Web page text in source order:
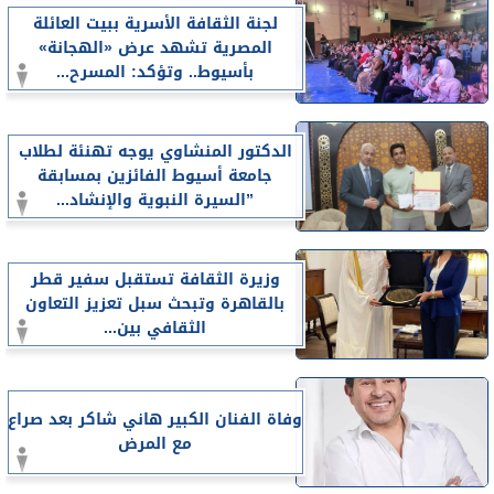
لجنة الثقافة الأسرية ببيت العائلة
المصرية تشهد عرض «الهجانة»
بأسيوط.. وتؤكد: المسرح...
الدكتور المنشاوي يوجه تهنئة لطلاب
جامعة أسيوط الفائزين بمسابقة
”السيرة النبوية والإنشاد...
وزيرة الثقافة تستقبل سفير قطر
بالقاهرة وتبحث سبل تعزيز التعاون
الثقافي بين...
وفاة الفنان الكبير هاني شاكر بعد صراع
مع المرض